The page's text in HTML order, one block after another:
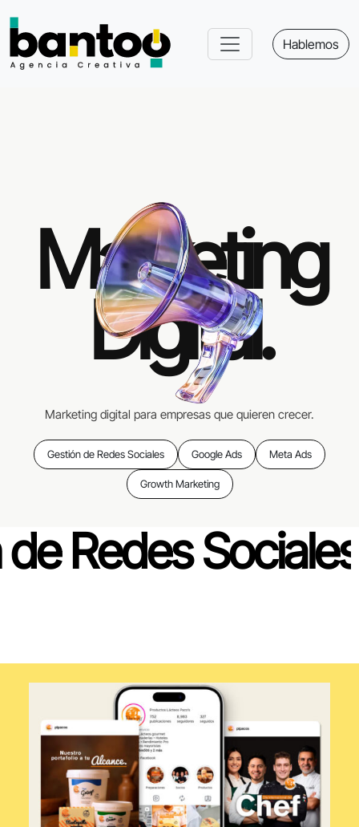
Hablemos
Marketing
Digital.
Marketing digital para empresas que quieren crecer.
Gestión de Redes Sociales Google Ads Meta Ads
Growth Marketing
Redes